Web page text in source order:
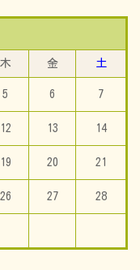
木 金 土
5 6 7
12 13 14
19 20 21
26 27 28